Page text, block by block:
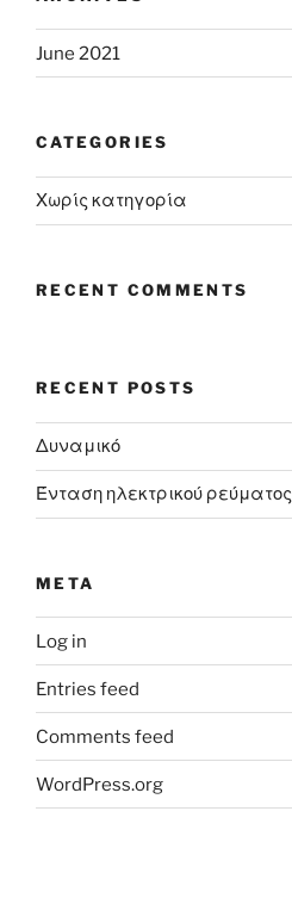
June 2021
CATEGORIES
Χωρίς κατηγορία
RECENT COMMENTS
RECENT POSTS
Δυναμικό
Ένταση ηλεκτρικού ρεύματος
META
Log in
Entries feed
Comments feed
WordPress.org